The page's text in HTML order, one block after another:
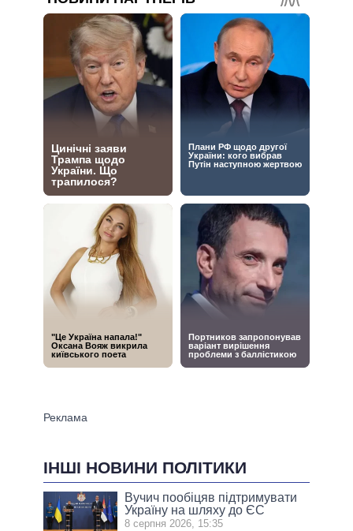
ІНШІ НОВИНИ ПОЛІТИКИ
Вучич пообіцяв підтримувати
Україну на шляху до ЄС
8 серпня 2026, 15:35